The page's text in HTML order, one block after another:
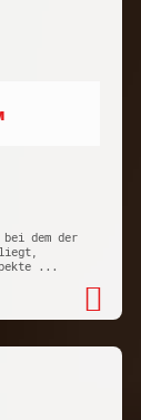
bei dem der
...